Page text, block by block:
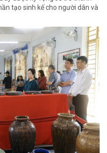
tạo sinh kế cho người dân và